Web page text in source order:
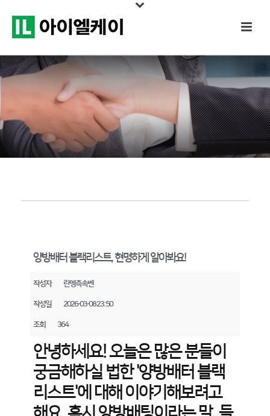
양방배터 블랙리스트, 현명하게 알아봐요!
작성자 란멩측속벤
작성일 2026-03-08 23:50
조회 364
안녕하세요! 오늘은 많은 분들이
궁금해하실 법한 '양방배터 블랙
리스트'에 대해 이야기해보려고